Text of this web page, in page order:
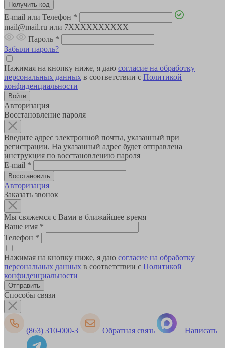
E-mail или Телефон *
mail@mail.ru или 7XXXXXXXXXX
Пароль *
Забыли пароль?
Нажимая на кнопку ниже, я даю согласие на обработку
персональных данных в соответствии с Политикой
конфиденциальности
Авторизация
Восстановление пароля
Введите адрес электронной почты, указанный при
регистрации. На указанный адрес будет отправлена
инструкция по восстановлению пароля
E-mail *
Авторизация
Заказать звонок
Мы свяжемся с Вами в ближайшее время
Ваше имя *
Телефон *
Нажимая на кнопку ниже, я даю согласие на обработку
персональных данных в соответствии с Политикой
конфиденциальности
Способы связи
(863) 310-000-3 Обратная связь Написать